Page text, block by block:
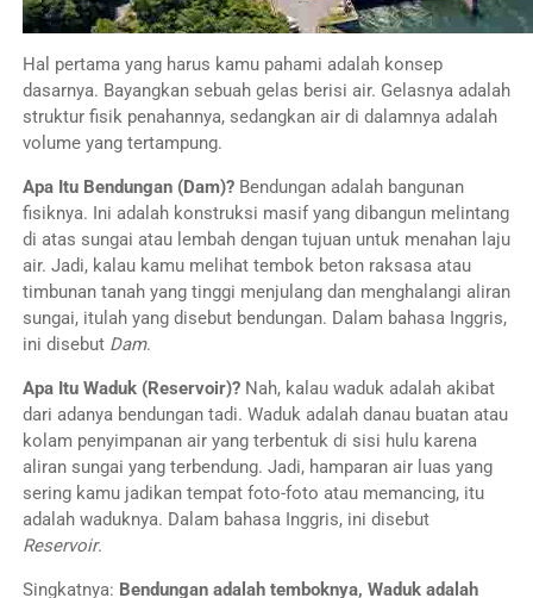
Hal pertama yang harus kamu pahami adalah konsep
dasarnya. Bayangkan sebuah gelas berisi air. Gelasnya adalah
struktur fisik penahannya, sedangkan air di dalamnya adalah
volume yang tertampung.
Apa Itu Bendungan (Dam)?Bendungan adalah bangunan
fisiknya. Ini adalah konstruksi masif yang dibangun melintang
di atas sungai atau lembah dengan tujuan untuk menahan laju
air. Jadi, kalau kamu melihat tembok beton raksasa atau
timbunan tanah yang tinggi menjulang dan menghalangi aliran
sungai, itulah yang disebut bendungan. Dalam bahasa Inggris,
ini disebut Dam.
Apa Itu Waduk (Reservoir)?Nah, kalau waduk adalah akibat
dari adanya bendungan tadi. Waduk adalah danau buatan atau
kolam penyimpanan air yang terbentuk di sisi hulu karena
aliran sungai yang terbendung. Jadi, hamparan air luas yang
sering kamu jadikan tempat foto-foto atau memancing, itu
adalah waduknya. Dalam bahasa Inggris, ini disebut
Reservoir.
Singkatnya: Bendungan adalah temboknya, Waduk adalah